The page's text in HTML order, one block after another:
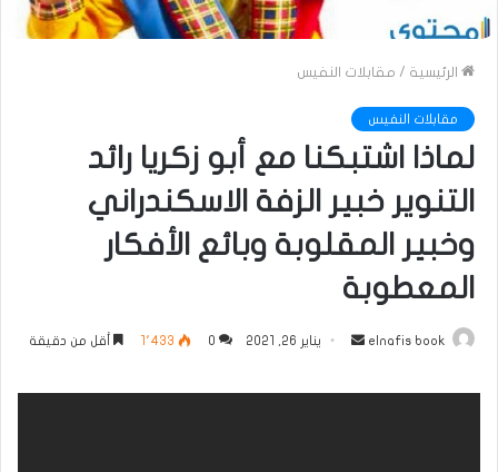
الرئيسية / مقابلات النفيس
مقابلات النفيس
لماذا اشتبكنا مع أبو زكريا رائد
التنوير خبير الزفة الاسكندراني
وخبير المقلوبة وبائع الأفكار
المعطوبة
elnafis book
أرسل
إلكترونيا
يناير 26, 2021 0 1٬433 أقل من دقيقة